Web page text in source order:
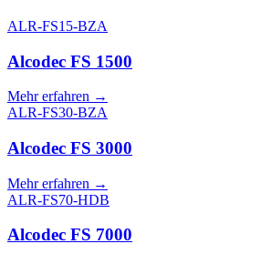
ALR-FS15-BZA
Alcodec FS 1500
Mehr erfahren →
ALR-FS30-BZA
Alcodec FS 3000
Mehr erfahren →
ALR-FS70-HDB
Alcodec FS 7000